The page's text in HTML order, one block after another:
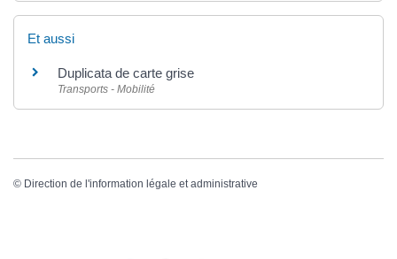
Et aussi
Duplicata de carte grise
Transports - Mobilité
© Direction de l'information légale et administrative